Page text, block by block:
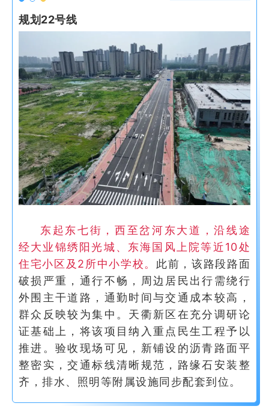
规划22号线
东起东七街，西至岔河东大道，沿线途
经大业锦绣阳光城、东海国风上院等近10处
住宅小区及2所中小学校。 此前，该路段路面
破损严重，通行不畅，周边居民出行需绕行
外围主干道路，通勤时间与交通成本较高，
群众反映较为集中。天衢新区在充分调研论
证基础上，将该项目纳入重点民生工程予以
推进。验收现场可见，新铺设的沥青路面平
整密实，交通标线清晰规范，路缘石安装整
齐，排水、照明等附属设施同步配套到位。